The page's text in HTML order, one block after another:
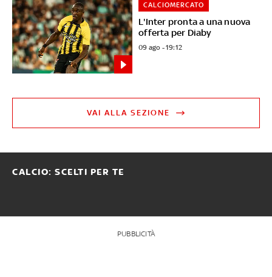
L'Inter pronta a una nuova
offerta per Diaby
CALCIOMERCATO
09 ago - 19:12
VAI ALLA SEZIONE
CALCIO: SCELTI PER TE
PUBBLICITÀ